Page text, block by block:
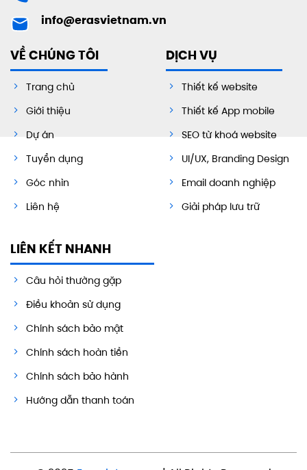
info@erasvietnam.vn
VỀ CHÚNG TÔI
Trang chủ
Giới thiệu
Dự án
Tuyển dụng
Góc nhìn
Liên hệ
DỊCH VỤ
Thiết kế website
Thiết kế App mobile
SEO từ khoá website
UI/UX, Branding Design
Email doanh nghiệp
Giải pháp lưu trữ
LIÊN KẾT NHANH
Câu hỏi thường gặp
Điều khoản sử dụng
Chính sách bảo mật
Chính sách hoàn tiền
Chính sách bảo hành
Hướng dẫn thanh toán